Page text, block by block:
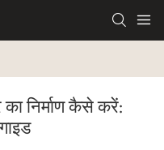
निर्माण कैसे करें: